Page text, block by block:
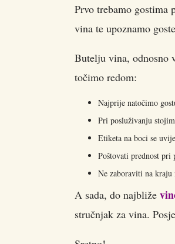
Prvo trebamo gostima
vina te upoznamo
Butelju vina, odnosno
točimo redom:
Najprije natočimo
Pri posluživanju
Etiketa na boci se
Poštovati prednost pri
Ne zaboraviti na
A sada, do najbliže
stručnjak za vina.